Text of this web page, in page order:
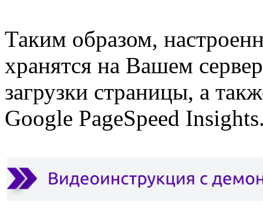
Таким образом,
хранятся на Вашем
загрузки страницы, а
Google PageSpeed